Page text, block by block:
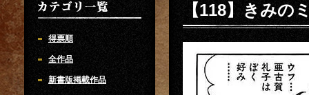
得票順
全作品
新書版掲載作品
【118】きみの